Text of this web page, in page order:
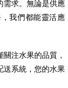
需求。無論是供應
我們都能靈活應
注水果的品質，
送系統，您的水果